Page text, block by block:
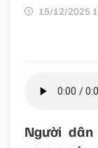
15/12/2025
Người